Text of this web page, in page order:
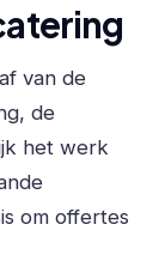
van de
de
het werk
om offertes